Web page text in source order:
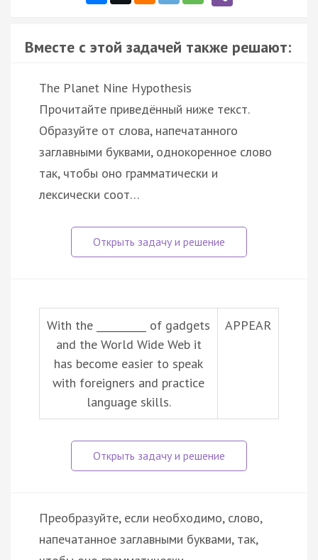
Вместе с этой задачей также решают:
The Planet Nine Hypothesis
Прочитайте приведённый ниже текст.
Образуйте от слова, напечатанного
заглавными буквами, однокоренное слово
так, чтобы оно грамматически и
лексически соот…
With the __________ of gadgets
and the World Wide Web it
has become easier to speak
with foreigners and practice
language skills.
APPEAR
Преобразуйте, если необходимо, слово,
напечатанное заглавными буквами, так,